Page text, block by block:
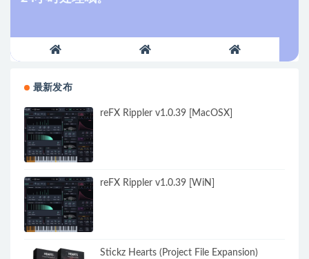
最新发布
reFX Rippler v1.0.39 [MacOSX]
reFX Rippler v1.0.39 [WiN]
Stickz Hearts (Project File Expansion)